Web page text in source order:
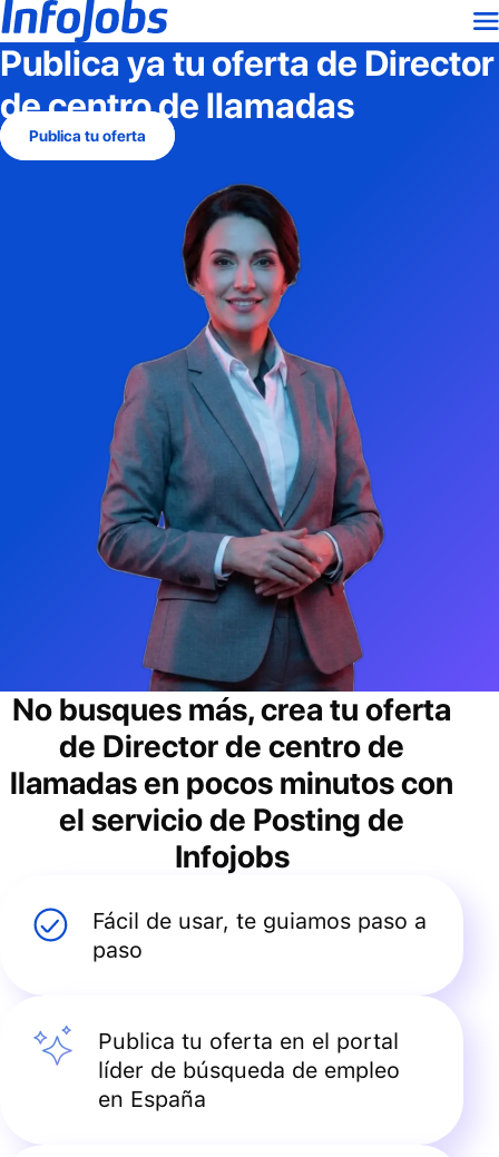
Publica ya tu oferta de Director
de centro de llamadas
Publica tu oferta
No busques más, crea tu oferta
de Director de centro de
llamadasen pocos minutos con
el servicio de Posting de
Infojobs
Fácil de usar, te guiamos paso a
paso
Publica tu oferta en el portal
líder de búsqueda de empleo
en España